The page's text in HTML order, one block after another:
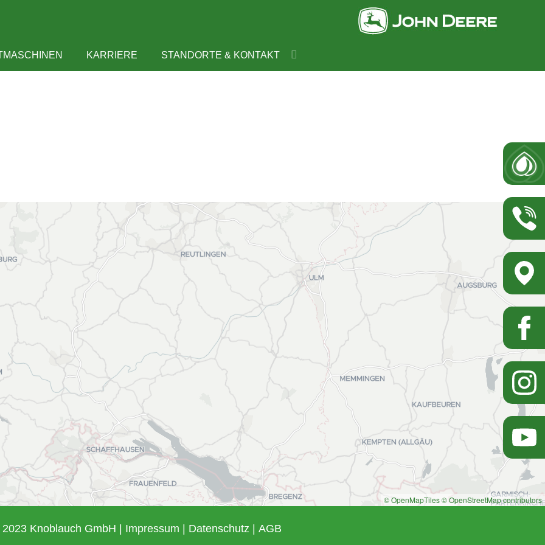
LANDTECHNIK
KOMMUNAL­TECHNIK
AREALPFLEGE
FUSO TRUCKS
MERCEDES-BENZ
KARRIERE STANDORTE & KONTAKT
© OpenMapTiles© OpenStreetMap contributors
Knoblauch GmbH | Impressum Datenschutz AGB